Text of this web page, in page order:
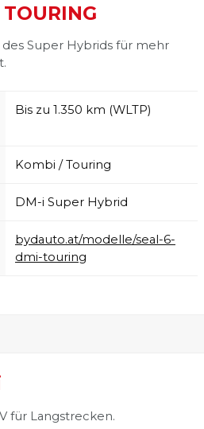
des Super Hybrids für mehr
Bis zu 1.350 km (WLTP)
Kombi / Touring
DM-i Super Hybrid
bydauto.at/modelle/seal-6-
dmi-touring
für Langstrecken.